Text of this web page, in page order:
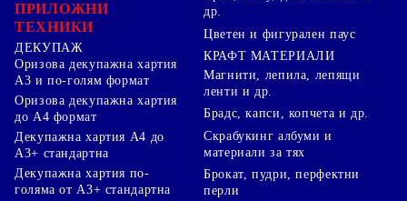
ПРИЛОЖНИ
ТЕХНИКИ
ДЕКУПАЖ
Оризова декупажна хартия
А3 и по-голям формат
Оризова декупажна хартия
до А4 формат
Декупажна хартия А4 до
А3+ стандартна
Декупажна хартия по-
голяма от А3+ стандартна
др.
Цветен и фигурален паус
КРАФТ МАТЕРИАЛИ
Магнити, лепила, лепящи
ленти и др.
Брадс, капси, копчета и др.
Скрабукинг албуми и
материали за тях
Брокат, пудри, перфектни
перли